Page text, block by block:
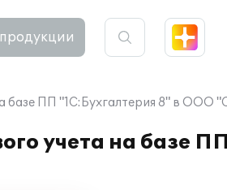
базе ПП "1С:Бухгалтерия 8" в ООО
учета на базе